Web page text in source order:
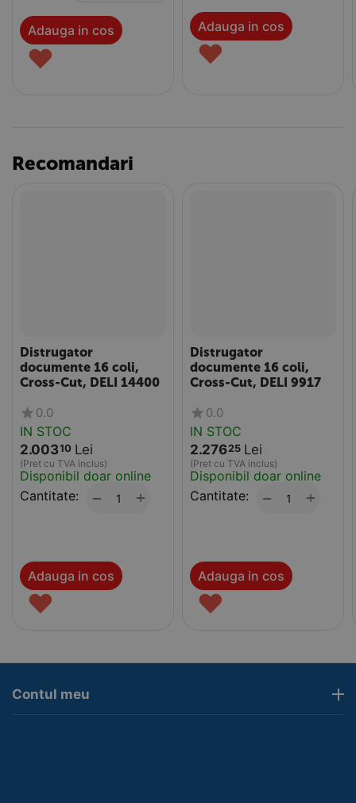
Adauga in cos
♥
Adauga in cos
♥
Recomandari
Distrugator
documente 16 coli,
Cross-Cut, DELI 14400
0.0
IN STOC
2.00310 Lei
(Pret cu TVA inclus)
Disponibil doar online
Cantitate:
+
−
Adauga in cos
♥
Distrugator
documente 16 coli,
Cross-Cut, DELI 9917
0.0
IN STOC
2.27625 Lei
(Pret cu TVA inclus)
Disponibil doar online
Cantitate:
+
−
Adauga in cos
♥
Contul meu